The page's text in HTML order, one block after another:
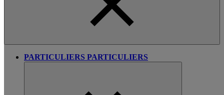
PARTICULIERS PARTICULIERS